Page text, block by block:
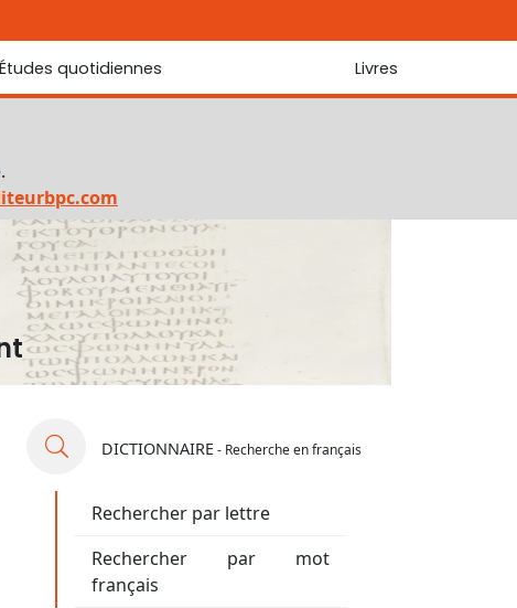
Études quotidiennes Livres
DICTIONNAIRE- Recherche en français
Rechercher par lettre
Rechercher par mot
français